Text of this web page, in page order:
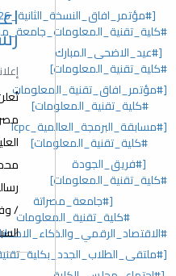
[#عيد_الاضحى_المبارك
#كلية_تقنية_المعلومات]
[#مؤتمر_افاق_تقنية_المعلومات
#كلية_تقنية_المعلومات]
[#مسابقة_البرمجة_العالمية_lcpc
#كلية_تقنية_المعلومات]
[#فريق_الجودة
#كلية_تقنية_المعلومات]
[#جامعة_مصراتة
#كلية_تقنية_المعلومات/